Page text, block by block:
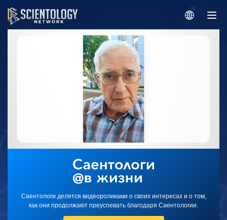
Саентологи делятся видеороликами о своих интересах и о том,
как они продолжают преуспевать благодаря Саентологии.